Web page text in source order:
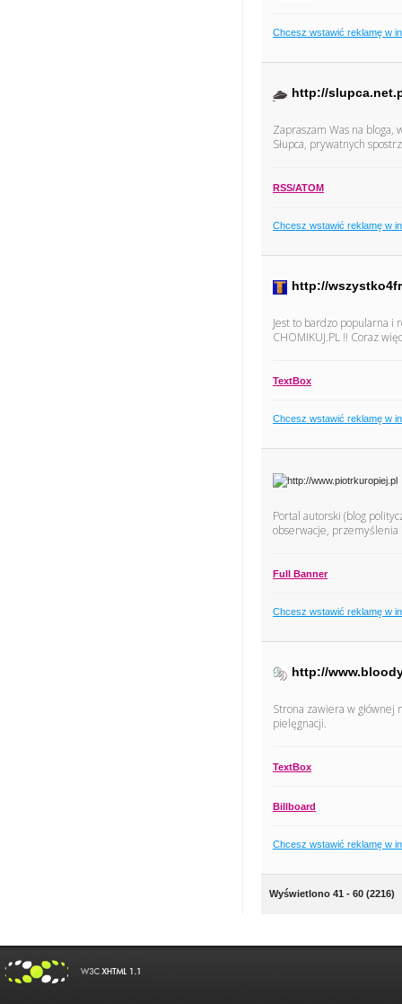
Chcesz wstawić reklamę w
http://
Zapraszam Was na
Słupca, prywatnych
RSS/ATOM
Chcesz wstawić reklamę w
http://
Jest to bardzo popularna i
CHOMIKUJ.PL !! Coraz
TextBox
Chcesz wstawić reklamę w
Portal autorski (blog
obserwacje, przemyślenia
Full Banner
Chcesz wstawić reklamę w
http://
Strona zawiera w
pielęgnacji.
TextBox
Billboard
Chcesz wstawić reklamę w
Wyświetlono 41 - 60 (2216)